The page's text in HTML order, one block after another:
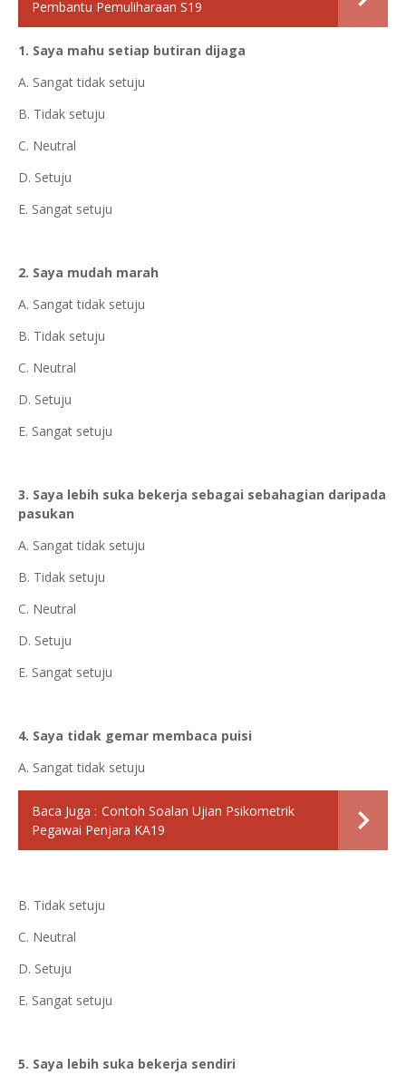
Pembantu Pemuliharaan S19
1. Saya mahu setiap butiran dijaga
A. Sangat tidak setuju
B. Tidak setuju
C. Neutral
D. Setuju
E. Sangat setuju
2. Saya mudah marah
A. Sangat tidak setuju
B. Tidak setuju
C. Neutral
D. Setuju
E. Sangat setuju
3. Saya lebih suka bekerja sebagai sebahagian daripada
pasukan
A. Sangat tidak setuju
B. Tidak setuju
C. Neutral
D. Setuju
E. Sangat setuju
4. Saya tidak gemar membaca puisi
A. Sangat tidak setuju
Baca Juga : Contoh Soalan Ujian Psikometrik
Pegawai Penjara KA19
B. Tidak setuju
C. Neutral
D. Setuju
E. Sangat setuju
5. Saya lebih suka bekerja sendiri